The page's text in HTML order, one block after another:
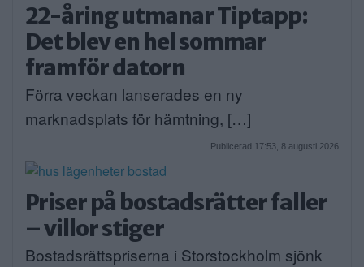
22-åring utmanar Tiptapp:
Det blev en hel sommar
framför datorn
Förra veckan lanserades en ny
marknadsplats för hämtning, […]
Publicerad 17:53, 8 augusti 2026
Priser på bostadsrätter faller
– villor stiger
Bostadsrättspriserna i Storstockholm sjönk